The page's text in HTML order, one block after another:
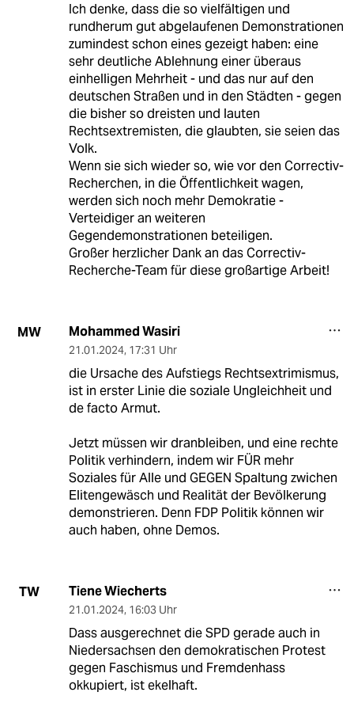
Ich denke, dass die so vielfältigen und
rundherum gut abgelaufenen Demonstrationen
zumindest schon eines gezeigt haben: eine
sehr deutliche Ablehnung einer überaus
einhelligen Mehrheit - und das nur auf den
deutschen Straßen und in den Städten - gegen
die bisher so dreisten und lauten
Rechtsextremisten, die glaubten, sie seien das
Volk.
Wenn sie sich wieder so, wie vor den Correctiv-
Recherchen, in die Öffentlichkeit wagen,
werden sich noch mehr Demokratie -
Verteidiger an weiteren
Gegendemonstrationen beteiligen.
Großer herzlicher Dank an das Correctiv-
Recherche-Team für diese großartige Arbeit!
MW Mohammed Wasiri
21.01.2024, 17:31 Uhr
die Ursache des Aufstiegs Rechtsextrimismus,
ist in erster Linie die soziale Ungleichheit und
de facto Armut.
Jetzt müssen wir dranbleiben, und eine rechte
Politik verhindern, indem wir FÜR mehr
Soziales für Alle und GEGEN Spaltung zwichen
Elitengewäsch und Realität der Bevölkerung
demonstrieren. Denn FDP Politik können wir
auch haben, ohne Demos.
TW Tiene Wiecherts
21.01.2024, 16:03 Uhr
Dass ausgerechnet die SPD gerade auch in
Niedersachsen den demokratischen Protest
gegen Faschismus und Fremdenhass
okkupiert, ist ekelhaft.